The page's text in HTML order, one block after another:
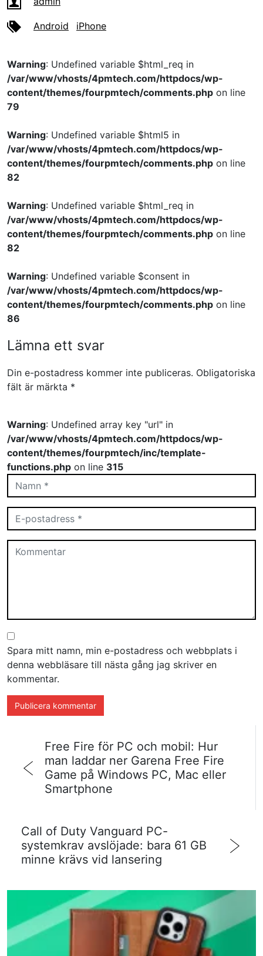
Android iPhone
Warning: Undefined variable $html_req in
/var/www/vhosts/4pmtech.com/httpdocs/wp-
content/themes/fourpmtech/comments.php on line
79
Warning: Undefined variable $html5 in
/var/www/vhosts/4pmtech.com/httpdocs/wp-
content/themes/fourpmtech/comments.php on line
82
Warning: Undefined variable $html_req in
/var/www/vhosts/4pmtech.com/httpdocs/wp-
content/themes/fourpmtech/comments.php on line
82
Warning: Undefined variable $consent in
/var/www/vhosts/4pmtech.com/httpdocs/wp-
content/themes/fourpmtech/comments.php on line
86
Lämna ett svar
Din e-postadress kommer inte publiceras. Obligatoriska
fält är märkta *
Warning: Undefined array key "url" in
/var/www/vhosts/4pmtech.com/httpdocs/wp-
content/themes/fourpmtech/inc/template-
functions.php on line 315
Spara mitt namn, min e-postadress och webbplats i
denna webbläsare till nästa gång jag skriver en
kommentar.
Free Fire för PC och mobil: Hur
man laddar ner Garena Free Fire
Game på Windows PC, Mac eller
Smartphone
Call of Duty Vanguard PC-
systemkrav avslöjade: bara 61 GB
minne krävs vid lansering